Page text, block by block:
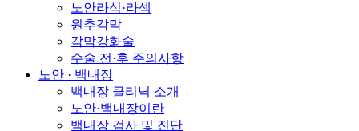
노안라식·라섹
원추각막
각막강화술
수술 전·후 주의사항
노안 · 백내장
백내장 클리닉 소개
노안·백내장이란
백내장 검사 및 진단